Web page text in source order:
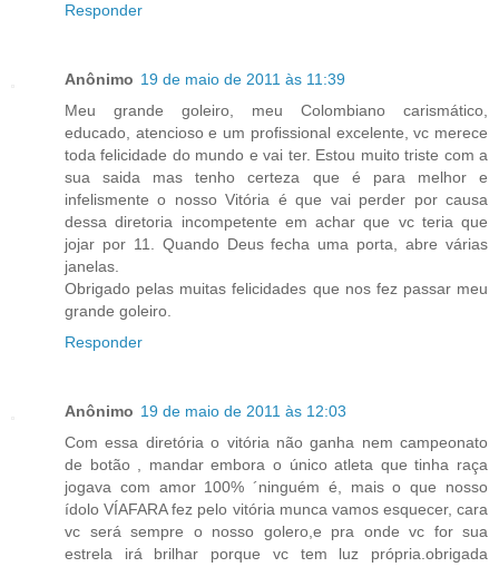
Responder
Anônimo 19 de maio de 2011 às 11:39
Meu grande goleiro, meu Colombiano carismático,
educado, atencioso e um profissional excelente, vc merece
toda felicidade do mundo e vai ter. Estou muito triste com a
sua saida mas tenho certeza que é para melhor e
infelismente o nosso Vitória é que vai perder por causa
dessa diretoria incompetente em achar que vc teria que
jojar por 11. Quando Deus fecha uma porta, abre várias
janelas.
Obrigado pelas muitas felicidades que nos fez passar meu
grande goleiro.
Responder
Anônimo 19 de maio de 2011 às 12:03
Com essa diretória o vitória não ganha nem campeonato
de botão , mandar embora o único atleta que tinha raça
jogava com amor 100% ´ninguém é, mais o que nosso
ídolo VÍAFARA fez pelo vitória munca vamos esquecer, cara
vc será sempre o nosso golero,e pra onde vc for sua
estrela irá brilhar porque vc tem luz própria.obrigada